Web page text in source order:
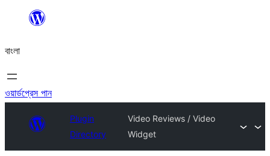
যান
বাংলা
ওয়ার্ডপ্রেস পান
Plugin
Directory
Video Reviews / Video
Widget